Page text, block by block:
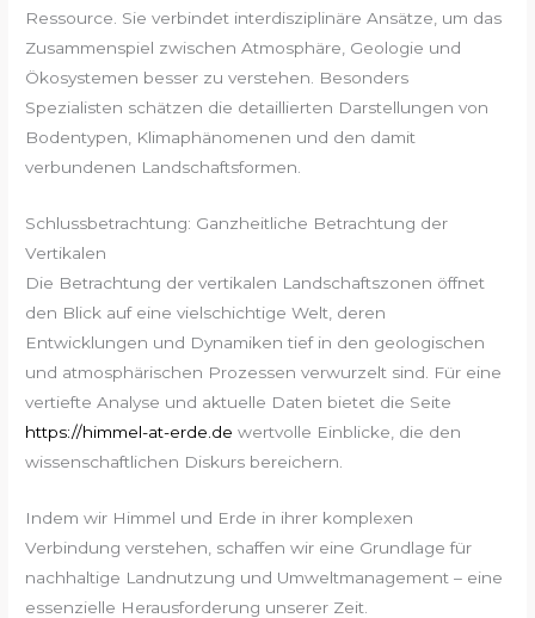
Ressource. Sie verbindet interdisziplinäre Ansätze, um das
Zusammenspiel zwischen Atmosphäre, Geologie und
Ökosystemen besser zu verstehen. Besonders
Spezialisten schätzen die detaillierten Darstellungen von
Bodentypen, Klimaphänomenen und den damit
verbundenen Landschaftsformen.
Schlussbetrachtung: Ganzheitliche Betrachtung der
Vertikalen
Die Betrachtung der vertikalen Landschaftszonen öffnet
den Blick auf eine vielschichtige Welt, deren
Entwicklungen und Dynamiken tief in den geologischen
und atmosphärischen Prozessen verwurzelt sind. Für eine
vertiefte Analyse und aktuelle Daten bietet die Seite
https://himmel-at-erde.de wertvolle Einblicke, die den
wissenschaftlichen Diskurs bereichern.
Indem wir Himmel und Erde in ihrer komplexen
Verbindung verstehen, schaffen wir eine Grundlage für
nachhaltige Landnutzung und Umweltmanagement – eine
essenzielle Herausforderung unserer Zeit.